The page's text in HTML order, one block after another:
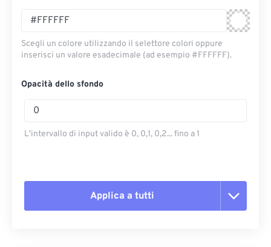
Scegli un colore utilizzando il selettore colori oppure
inserisci un valore esadecimale (ad esempio #FFFFFF).
Opacità dello sfondo
L'intervallo di input valido è 0, 0,1, 0,2... fino a 1
Applica a tutti